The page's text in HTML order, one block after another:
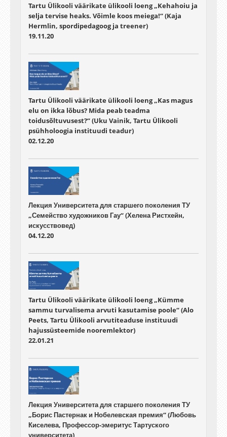
Tartu Ülikooli väärikate ülikooli loeng „Kehahoiu ja
selja tervise heaks. Võimle koos meiega!“ (Kaja
Hermlin, spordipedagoog ja treener)
19.11.20
Tartu Ülikooli väärikate ülikooli loeng „Kas magus
elu on ikka lõbus? Mida peab teadma
toidusõltuvusest?“ (Uku Vainik, Tartu Ülikooli
psühholoogia instituudi teadur)
02.12.20
Лекция Университета для старшего поколения ТУ
„Семейство художников Гау“ (Хелена Ристхейн,
искусствовед)
04.12.20
Tartu Ülikooli väärikate ülikooli loeng „Kümme
sammu turvalisema arvuti kasutamise poole“ (Alo
Peets, Tartu Ülikooli arvutiteaduse instituudi
hajussüsteemide nooremlektor)
22.01.21
Лекция Университета для старшего поколения ТУ
„Борис Пастернак и Нобелевская премия“ (Любовь
Киселева, Профессор-эмеритус Тартуского
университета)